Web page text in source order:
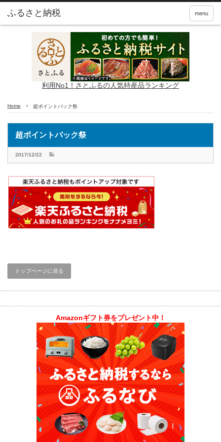
ふるさと納税 menu
利用No1！さとふるの人気特産品ランキング
Home 超ポイントバック祭
超ポイントバック祭
2017/12/22
トップページに戻る
Amazonギフト券をプレゼント中！